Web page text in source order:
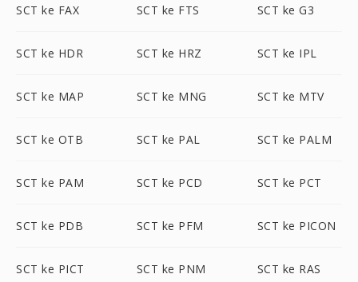
SCT ke FAX SCT ke FTS SCT ke G3
SCT ke HDR SCT ke HRZ SCT ke IPL
SCT ke MAP SCT ke MNG SCT ke MTV
SCT ke OTB SCT ke PAL SCT ke PALM
SCT ke PAM SCT ke PCD SCT ke PCT
SCT ke PDB SCT ke PFM SCT ke PICON
SCT ke PICT SCT ke PNM SCT ke RAS